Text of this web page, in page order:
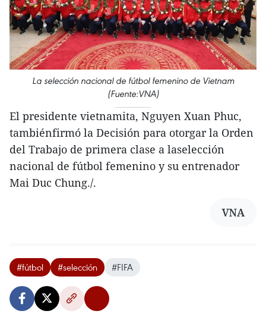
La selección nacional de fútbol femenino de Vietnam
(Fuente:VNA)
El presidente vietnamita, Nguyen Xuan Phuc,
tambiénfirmó la Decisión para otorgar la Orden
del Trabajo de primera clase a laselección
nacional de fútbol femenino y su entrenador
Mai Duc Chung./.
VNA
#fútbol #selección #FIFA